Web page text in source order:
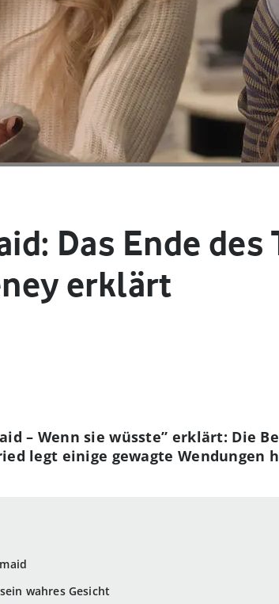
Das Ende
erklärt
wahres Gesicht
– Wenn sie wüsste” erklärt: Die
legt einige gewagte Wendungen